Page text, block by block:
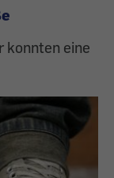
konnten eine